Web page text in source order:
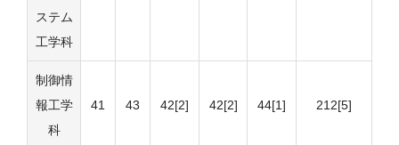
ステム
工学科
制御情
報工学
科
41 43 42[2] 42[2] 44[1] 212[5]